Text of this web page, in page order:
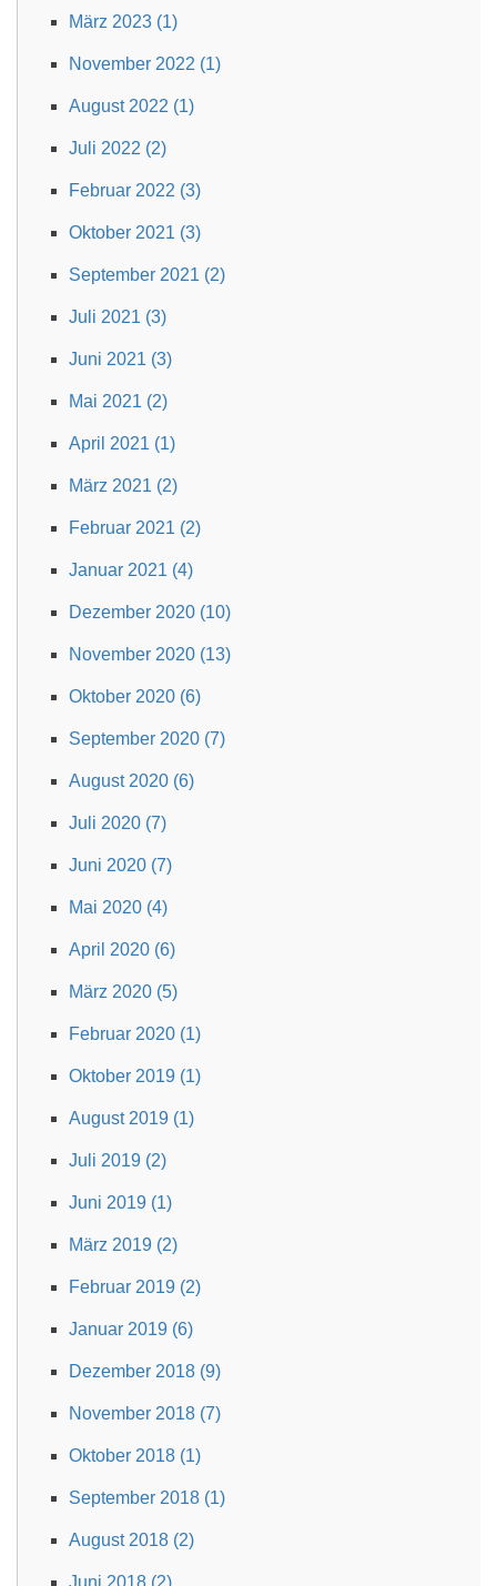
März 2023 (1)
November 2022 (1)
August 2022 (1)
Juli 2022 (2)
Februar 2022 (3)
Oktober 2021 (3)
September 2021 (2)
Juli 2021 (3)
Juni 2021 (3)
Mai 2021 (2)
April 2021 (1)
März 2021 (2)
Februar 2021 (2)
Januar 2021 (4)
Dezember 2020 (10)
November 2020 (13)
Oktober 2020 (6)
September 2020 (7)
August 2020 (6)
Juli 2020 (7)
Juni 2020 (7)
Mai 2020 (4)
April 2020 (6)
März 2020 (5)
Februar 2020 (1)
Oktober 2019 (1)
August 2019 (1)
Juli 2019 (2)
Juni 2019 (1)
März 2019 (2)
Februar 2019 (2)
Januar 2019 (6)
Dezember 2018 (9)
November 2018 (7)
Oktober 2018 (1)
September 2018 (1)
August 2018 (2)
Juni 2018 (2)